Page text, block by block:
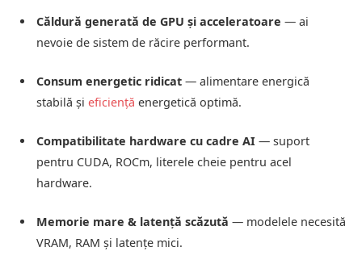
Căldură generată de GPU și acceleratoare — ai
nevoie de sistem de răcire performant.
Consum energetic ridicat — alimentare energică
stabilă și eficiență energetică optimă.
Compatibilitate hardware cu cadre AI — suport
pentru CUDA, ROCm, literele cheie pentru acel
hardware.
Memorie mare & latență scăzută — modelele necesită
VRAM, RAM și latențe mici.